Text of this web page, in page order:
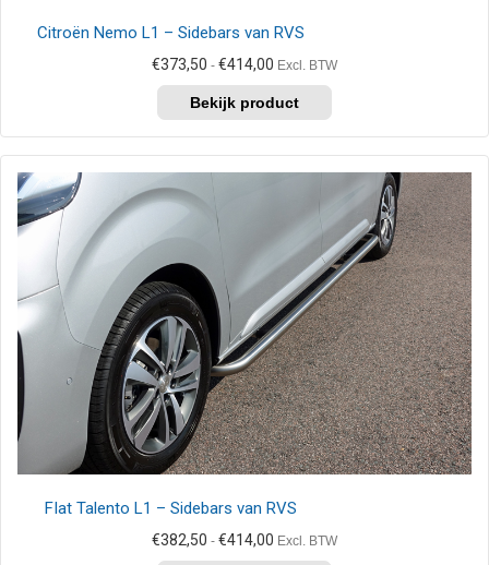
Citroën Nemo L1 – Sidebars van RVS
€373,50 - €414,00 Prijsklasse:
tot
€414,00
Excl. BTW
product
heeft
meerdere
gekozen
worden
op
de
productpagina
FIat Talento L1 – Sidebars van RVS
€382,50 - €414,00 Prijsklasse:
Excl. BTW